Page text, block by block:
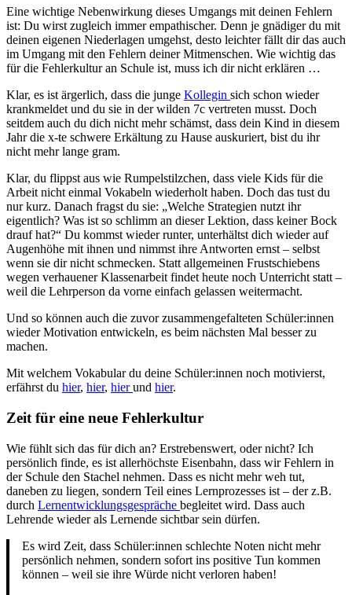
Eine wichtige Nebenwirkung dieses Umgangs mit deinen Fehlern
ist: Du wirst zugleich immer empathischer. Denn je gnädiger du mit
deinen eigenen Niederlagen umgehst, desto leichter fällt dir das auch
im Umgang mit den Fehlern deiner Mitmenschen. Wie wichtig das
für die Fehlerkultur an Schule ist, muss ich dir nicht erklären …
Klar, es ist ärgerlich, dass die junge Kollegin sich schon wieder
krankmeldet und du sie in der wilden 7c vertreten musst. Doch
seitdem auch du dich nicht mehr schämst, dass dein Kind in diesem
Jahr die x-te schwere Erkältung zu Hause auskuriert, bist du ihr
nicht mehr lange gram.
Klar, du flippst aus wie Rumpelstilzchen, dass viele Kids für die
Arbeit nicht einmal Vokabeln wiederholt haben. Doch das tust du
nur kurz. Danach fragst du sie: „Welche Strategien nutzt ihr
eigentlich? Was ist so schlimm an dieser Lektion, dass keiner Bock
drauf hat?“ Du kommst wieder runter, unterhältst dich wieder auf
Augenhöhe mit ihnen und nimmst ihre Antworten ernst – selbst
wenn sie dir nicht schmecken. Statt allgemeinen Frustschiebens
wegen verhauener Klassenarbeit findet heute noch Unterricht statt –
weil die Lehrperson da vorne einfach gelassen weitermacht.
Und so können auch die zuvor zusammengefalteten Schüler:innen
wieder Motivation entwickeln, es beim nächsten Mal besser zu
machen.
Mit welchem Vokabular du deine Schüler:innen noch motivierst,
erfährst du hier, hier, hierund hier.
Zeit für eine neue Fehlerkultur
Wie fühlt sich das für dich an? Erstrebenswert, oder nicht? Ich
persönlich finde, es ist allerhöchste Eisenbahn, dass wir Fehlern in
der Schule den Stachel nehmen. Dass es nicht mehr weh tut,
daneben zu liegen, sondern Teil eines Lernprozesses ist – der z.B.
durch Lernentwicklungsgespräche begleitet wird. Dass auch
Lehrende wieder als Lernende sichtbar sein dürfen.
Es wird Zeit, dass Schüler:innen schlechte Noten nicht mehr
persönlich nehmen, sondern sofort ins positive Tun kommen
können – weil sie ihre Würde nicht verloren haben!